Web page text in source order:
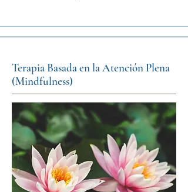
Terapia Basada en la Atención Plena
(Mindfulness)